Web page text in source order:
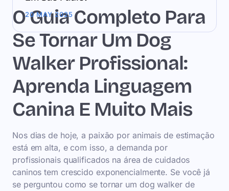
O Guia Completo Para
Se Tornar Um Dog
Walker Profissional:
Aprenda Linguagem
Canina E Muito Mais
Nos dias de hoje, a paixão por animais de estimação
está em alta, e com isso, a demanda por
profissionais qualificados na área de cuidados
caninos tem crescido exponencialmente. Se você já
se perguntou como se tornar um dog walker de
20 MAY 2025